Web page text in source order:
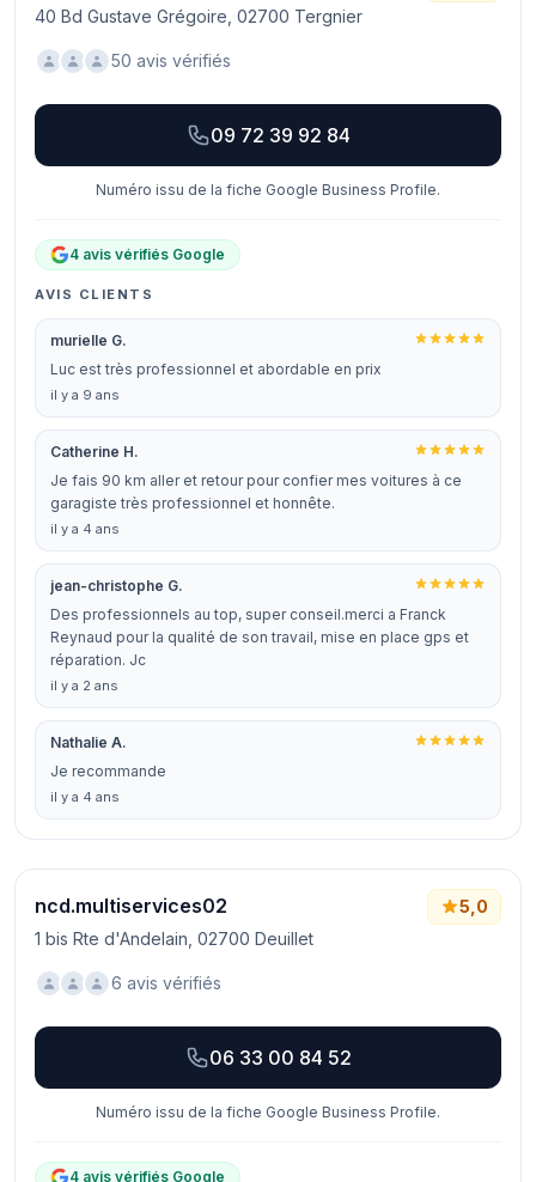
40 Bd Gustave Grégoire, 02700 Tergnier
50 avis vérifiés
09 72 39 92 84
Numéro issu de la fiche Google Business Profile.
4 avis vérifiés Google
AVIS CLIENTS
murielle G.
Luc est très professionnel et abordable en prix
il y a 9 ans
Catherine H.
Je fais 90 km aller et retour pour confier mes voitures à ce
garagiste très professionnel et honnête.
il y a 4 ans
jean-christophe G.
Des professionnels au top, super conseil.merci a Franck
Reynaud pour la qualité de son travail, mise en place gps et
réparation. Jc
il y a 2 ans
Nathalie A.
Je recommande
il y a 4 ans
ncd.multiservices02
1 bis Rte d'Andelain, 02700 Deuillet
5,0
6 avis vérifiés
06 33 00 84 52
Numéro issu de la fiche Google Business Profile.
4 avis vérifiés Google